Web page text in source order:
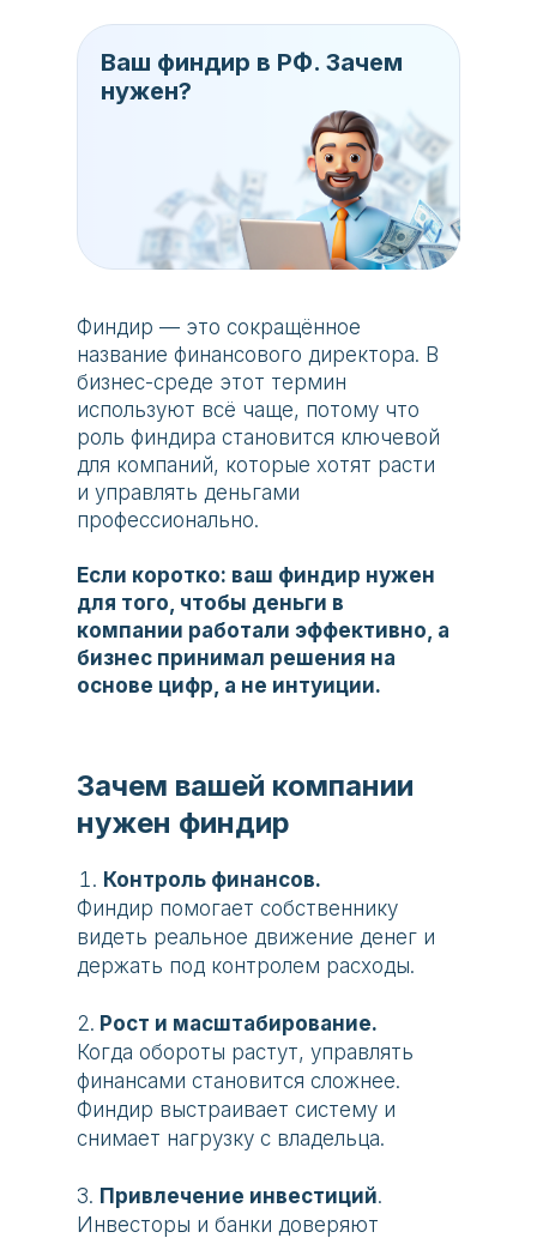
Ваш финдир в РФ. Зачем
нужен?
Финдир — это сокращённое
название финансового директора. В
бизнес-среде этот термин
используют всё чаще, потому что
роль финдира становится ключевой
для компаний, которые хотят расти
и управлять деньгами
профессионально.
Если коротко: ваш финдир нужен
для того, чтобы деньги в
компании работали эффективно, а
бизнес принимал решения на
основе цифр, а не интуиции.
Контроль финансов.
Финдир помогает собственнику
видеть реальное движение денег и
держать под контролем расходы.
2. Рост и масштабирование.
Когда обороты растут, управлять
финансами становится сложнее.
Финдир выстраивает систему и
снимает нагрузку с владельца.
3. Привлечение инвестиций.
Инвесторы и банки доверяют
Зачем вашей компании
нужен финдир